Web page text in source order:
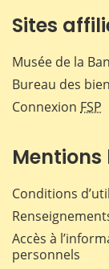
Sites
Musée de la
Bureau des
Connexion FSP
Mentions
Conditions
Accès à
personnels